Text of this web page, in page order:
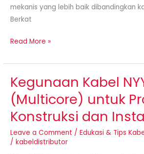
mekanis yang lebih baik dibandingkan
Berkat
Read More »
Kegunaan Kabel
(Multicore) untuk
Konstruksi dan
Leave a Comment /Edukasi & Tips
/kabeldistributor
Kegunaan
Kabel
NYY
(Multicore)
untuk
Proyek